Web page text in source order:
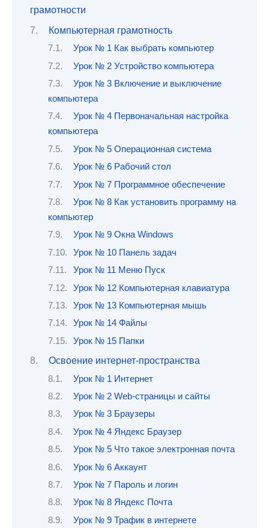
грамотности
Компьютерная грамотность
Урок № 1 Как выбрать компьютер
Урок № 2 Устройство компьютера
Урок № 3 Включение и выключение
компьютера
Урок № 4 Первоначальная настройка
компьютера
Урок № 5 Операционная система
Урок № 6 Рабочий стол
Урок № 7 Программное обеспечение
Урок № 8 Как установить программу на
компьютер
Урок № 9 Окна Windows
Урок № 10 Панель задач
Урок № 11 Меню Пуск
Урок № 12 Компьютерная клавиатура
Урок № 13 Компьютерная мышь
Урок № 14 Файлы
Урок № 15 Папки
Освоение интернет-пространства
Урок № 1 Интернет
Урок № 2 Web-страницы и сайты
Урок № 3 Браузеры
Урок № 4 Яндекс Браузер
Урок № 5 Что такое электронная почта
Урок № 6 Аккаунт
Урок № 7 Пароль и логин
Урок № 8 Яндекс Почта
Урок № 9 Трафик в интернете